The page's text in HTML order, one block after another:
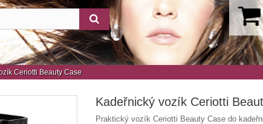
Ceriotti Beauty Case
Kadeřnický vozík Ceriotti
Praktický vozík Ceriotti Beauty Case do